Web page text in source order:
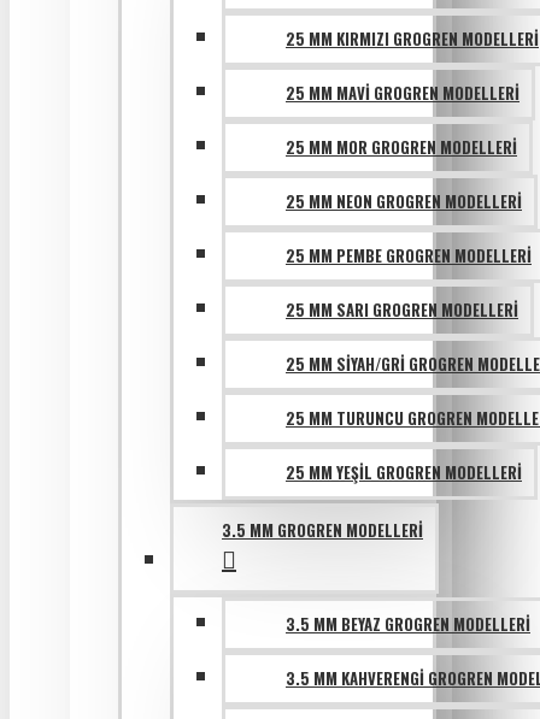
25 MM KIRMIZI GROGREN MODELLERI
25 MM MAVI GROGREN MODELLERI
25 MM MOR GROGREN MODELLERI
25 MM NEON GROGREN MODELLERI
25 MM PEMBE GROGREN MODELLERI
25 MM SARI GROGREN MODELLERI
25 MM SIYAH/GRI GROGREN
25 MM TURUNCU GROGREN
25 MM YEŞIL GROGREN MODELLERI
3.5 MM GROGREN MODELLERI
3.5 MM BEYAZ GROGREN MODELLERI
3.5 MM KAHVERENGI GROGREN